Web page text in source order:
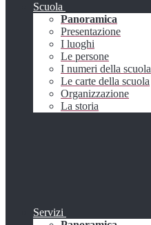
Scuola
Panoramica
Presentazione
I luoghi
Le persone
I numeri della scuola
Le carte della scuola
Organizzazione
La storia
Servizi